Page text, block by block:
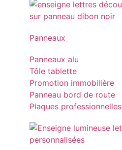
Panneaux
Panneaux alu
Tôle tablette
Promotion immobilière
Panneau bord de route
Plaques professionnelles